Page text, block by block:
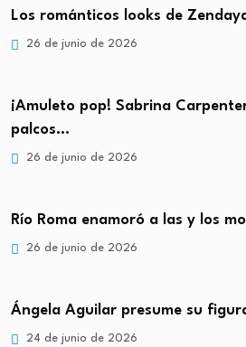
Los románticos looks de
26 de junio de 2026
¡Amuleto pop! Sabrina
palcos…
26 de junio de 2026
Río Roma enamoró a las y los
26 de junio de 2026
Ángela Aguilar presume su
24 de junio de 2026